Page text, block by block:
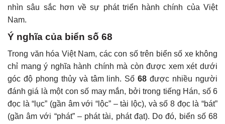
nhìn sâu sắc hơn về sự phát triển hành chính của Việt
Nam.
Ý nghĩa của biển số 68
Trong văn hóa Việt Nam, các con số trên biển số xe không
chỉ mang ý nghĩa hành chính mà còn được xem xét dưới
góc độ phong thủy và tâm linh. Số68 được nhiều người
đánh giá là một con số may mắn, bởi trong tiếng Hán, số 6
đọc là “lục” (gần âm với “lộc” – tài lộc), và số 8 đọc là “bát”
(gần âm với “phát” – phát tài, phát đạt). Do đó, biển số 68